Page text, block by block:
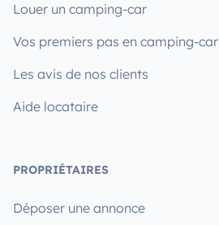
Louer un camping-car
Vos premiers pas en camping-car
Les avis de nos clients
Aide locataire
PROPRIÉTAIRES
Déposer une annonce